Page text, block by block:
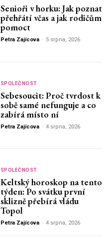
Senioři v horku: Jak poznat
přehřátí včas a jak rodičům
pomoct
Petra Zajícova - 5 srpna, 2026
SPOLEČNOST
Sebesoucit: Proč tvrdost k
sobě samé nefunguje a co
zabírá místo ní
Petra Zajícova - 4 srpna, 2026
SPOLEČNOST
Keltský horoskop na tento
týden: Po svátku první
sklizně přebírá vládu
Topol
Petra Zajícova - 4 srpna, 2026